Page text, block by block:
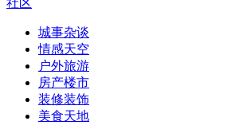
社区
城事杂谈
情感天空
户外旅游
房产楼市
装修装饰
美食天地